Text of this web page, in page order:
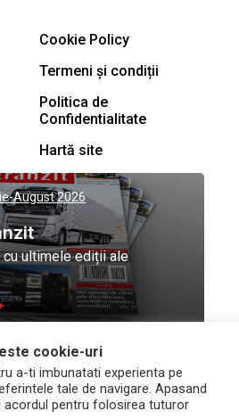
Cookie Policy
Termeni și condiții
Politica de
Confidentialitate
Hartă site
August 2026
cu ultimele ediții ale
Design by
and development by Neo
Vision Technologies
cookie-uri
a-ti imbunatati experienta pe
tale de navigare. Apasand
acordul pentru folosirea tuturor